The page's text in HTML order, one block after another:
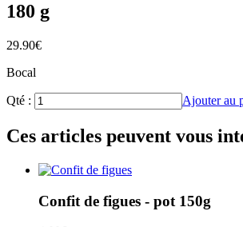
180 g
29.90€
Bocal
Qté : Ajouter au
Ces articles peuvent vous
Confit de figues - pot 150g